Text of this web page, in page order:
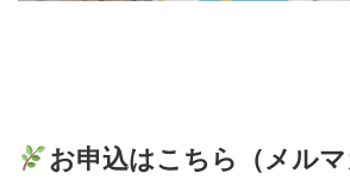
お申込はこちら（メルマ